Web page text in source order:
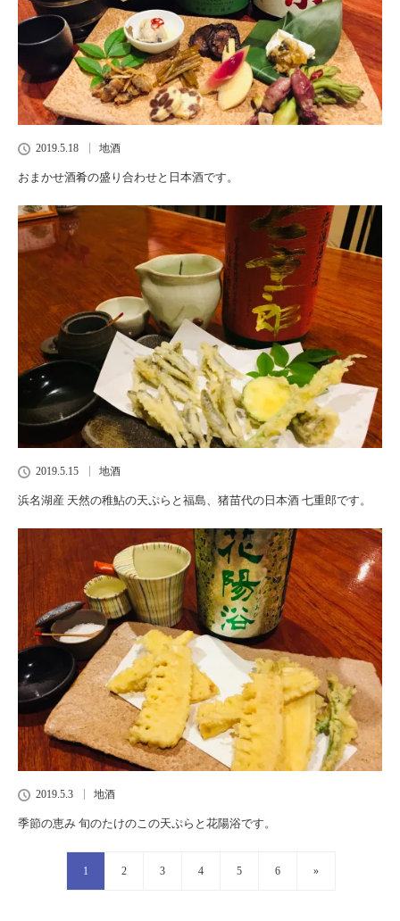
2019.5.18 地酒
おまかせ酒肴の盛り合わせと日本酒です。
2019.5.15 地酒
浜名湖産 天然の稚鮎の天ぷらと福島、猪苗代の日本酒 七重郎です。
2019.5.3 地酒
季節の恵み 旬のたけのこの天ぷらと花陽浴です。
1 2 3 4 5 6 »